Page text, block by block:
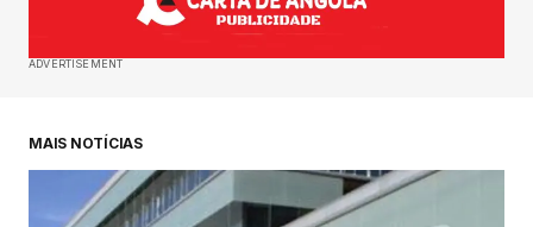
ADVERTISEMENT
MAIS NOTÍCIAS